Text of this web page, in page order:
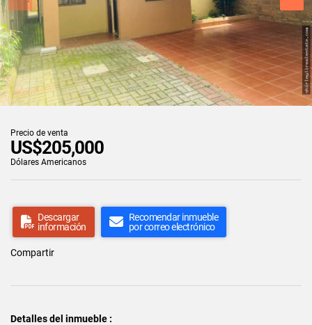
Precio de venta
US$205,000
Dólares Americanos
Descargar
información
Recomendar inmueble
por correo electrónico
Compartir
Detalles del inmueble :